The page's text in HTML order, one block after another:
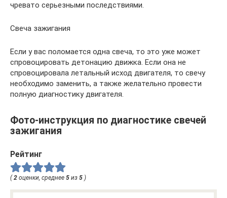
чревато серьезными последствиями.
Свеча зажигания
Если у вас поломается одна свеча, то это уже может
спровоцировать детонацию движка. Если она не
спровоцировала летальный исход двигателя, то свечу
необходимо заменить, а также желательно провести
полную диагностику двигателя.
Фото-инструкция по диагностике свечей
зажигания
Рейтинг
( 2 оценки, среднее 5 из 5 )